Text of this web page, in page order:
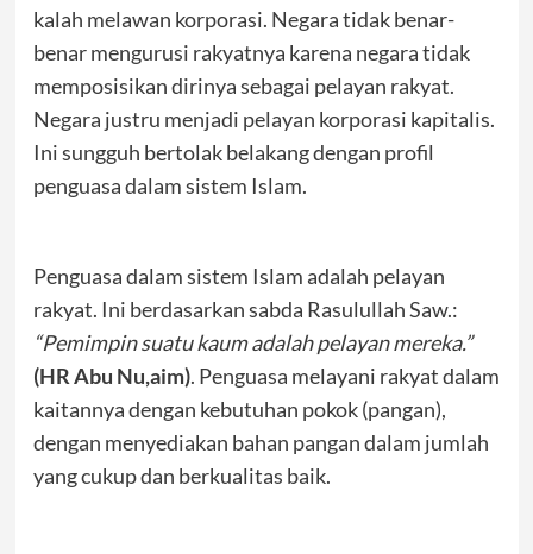
kalah melawan korporasi. Negara tidak benar-
benar mengurusi rakyatnya karena negara tidak
memposisikan dirinya sebagai pelayan rakyat.
Negara justru menjadi pelayan korporasi kapitalis.
Ini sungguh bertolak belakang dengan profil
penguasa dalam sistem Islam.
Penguasa dalam sistem Islam adalah pelayan
rakyat. Ini berdasarkan sabda Rasulullah Saw.:
“Pemimpin suatu kaum adalah pelayan mereka.”
(HR Abu Nu,aim). Penguasa melayani rakyat dalam
kaitannya dengan kebutuhan pokok (pangan),
dengan menyediakan bahan pangan dalam jumlah
yang cukup dan berkualitas baik.